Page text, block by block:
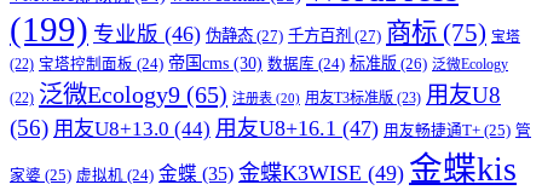
(199) 专业版 (46) 伪静态 (27) 千方百剂 (27) 商标 (75) 宝塔
(22) 宝塔控制面板 (24) 帝国cms (30) 数据库 (24) 标准版 (26) 泛微Ecology
(22) 泛微Ecology9 (65) 注册表 (20) 用友T3标准版 (23) 用友U8
(56) 用友U8+13.0 (44) 用友U8+16.1 (47) 用友畅捷通T+ (25) 管
家婆 (25) 虚拟机 (24) 金蝶 (35) 金蝶K3WISE (49) 金蝶kis